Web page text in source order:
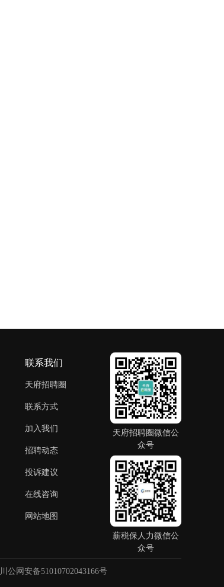
联系我们
天府招聘圈
联系方式
加入我们
招聘动态
投诉建议
在线咨询
网站地图
天府招聘圈微信公
众号
薪税保人力微信公
众号
川公网安备51010702043166号